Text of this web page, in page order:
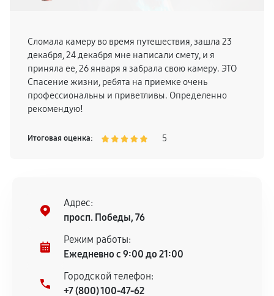
Сломала камеру во время путешествия, зашла 23
декабря, 24 декабря мне написали смету, и я
приняла ее, 26 января я забрала свою камеру. ЭТО
Спасение жизни, ребята на приемке очень
профессиональны и приветливы. Определенно
рекомендую!
Итоговая оценка: 5
Адрес:
просп. Победы, 76
Режим работы:
Ежедневно с 9:00 до 21:00
Городской телефон:
+7 (800) 100-47-62